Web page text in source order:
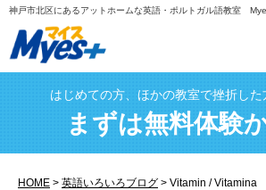
神戸市北区にあるアットホームな英語・ポルトガル語教室
はじめての方、ほかの教室で挫折し
まずは無料体験
HOME > 英語いろいろブログ > Vitamin / Vitamina